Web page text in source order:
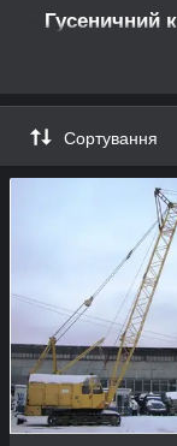
Гусеничний
Оренда
застосовуються
будівельно-
в енергетичному
складальних
Гідністю
спеціальної
малим питомим
маневреність,
При монтажі
у вертикальне
відмітку
Сортування